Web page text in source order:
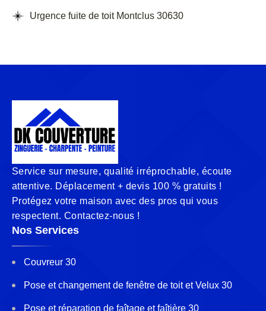
Urgence fuite de toit Montclus 30630
Service sur mesure, qualité irréprochable, écoute
attentive. Déplacement + devis 100 % gratuits !
Protégez votre maison avec des pros qui vous
respectent. Contactez-nous !
Nos Services
Couvreur 30
Pose et changement de fenêtre de toit et Velux 30
Pose et réparation de faîtage et faîtière 30